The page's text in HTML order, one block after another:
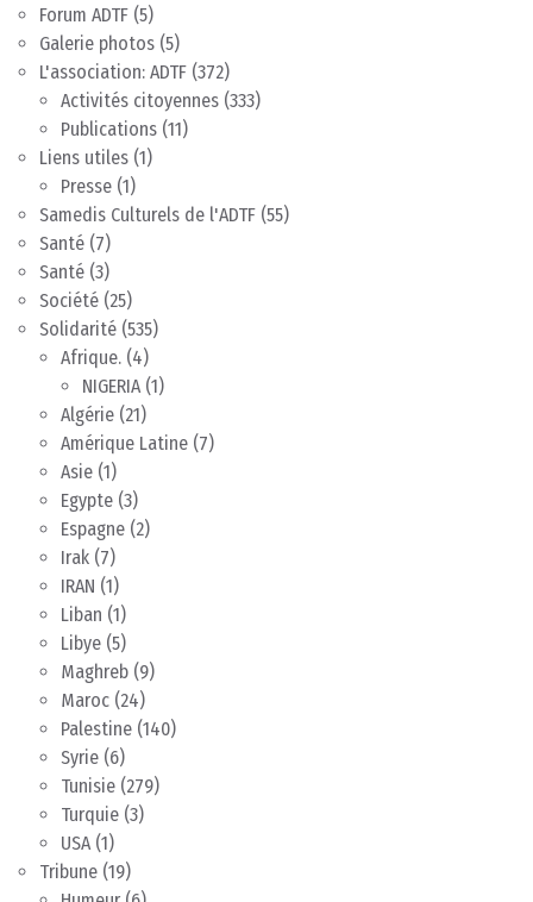
Forum ADTF (5)
Galerie photos (5)
L'association: ADTF (372)
Activités citoyennes (333)
Publications (11)
Liens utiles (1)
Presse (1)
Samedis Culturels de l'ADTF (55)
Santé (7)
Santé (3)
Société (25)
Solidarité (535)
Afrique. (4)
NIGERIA(1)
Algérie (21)
Amérique Latine (7)
Asie (1)
Egypte (3)
Espagne (2)
Irak (7)
IRAN (1)
Liban (1)
Libye (5)
Maghreb (9)
Maroc (24)
Palestine (140)
Syrie (6)
Tunisie (279)
Turquie (3)
USA(1)
Tribune (19)